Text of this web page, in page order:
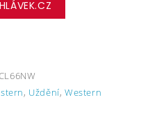
, Uždění,Western